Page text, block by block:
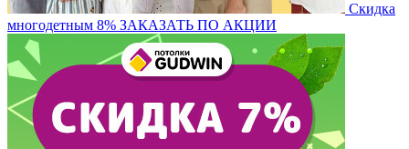
Скидка
многодетным 8% ЗАКАЗАТЬ ПО АКЦИИ